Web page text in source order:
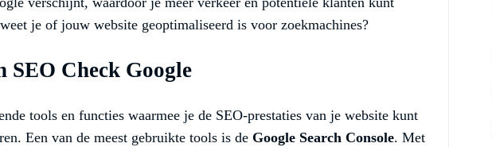
je of jouw website geoptimaliseerd is voor zoekmachines?
SEO Check Google
tools en functies waarmee je de SEO-prestaties van je website kunt
Een van de meest gebruikte tools is de Google Search Console. Met